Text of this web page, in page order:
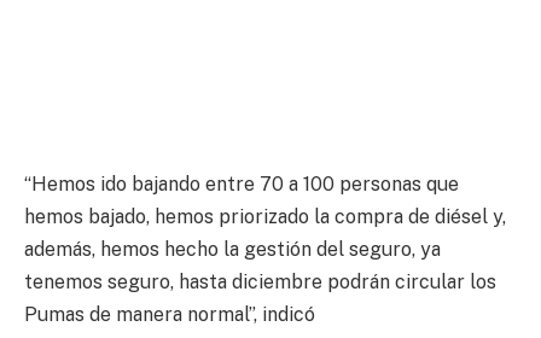
“Hemos ido bajando entre 70 a 100 personas que
hemos bajado, hemos priorizado la compra de diésel y,
además, hemos hecho la gestión del seguro, ya
tenemos seguro, hasta diciembre podrán circular los
Pumas de manera normal”, indicó